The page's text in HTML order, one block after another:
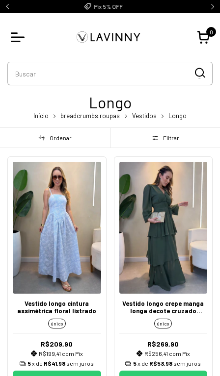
Até 5x sem juros
0
Longo
Início breadcrumbs.roupas Vestidos Longo
Ordenar Filtrar
Vestido longo cintura
assimétrica floral listrado
único
R$209,90
R$199,41 com Pix
5x de R$41,98 sem juros
Vestido longo crepe manga
longa decote cruzado
babados
único
R$269,90
R$256,41 com Pix
5x de R$53,98 sem juros